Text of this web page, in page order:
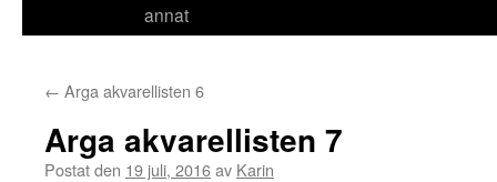
annat
← Arga akvarellisten 6
Arga akvarellisten 7
Postat den 19 juli, 2016av Karin